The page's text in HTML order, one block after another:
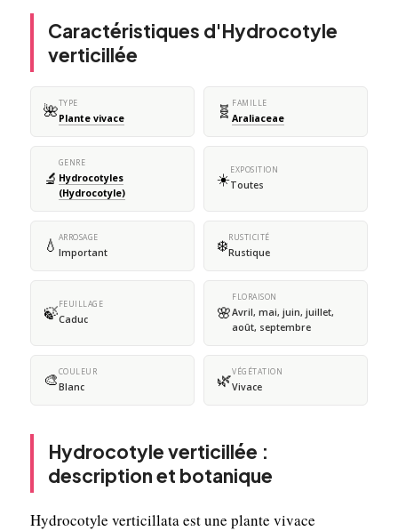
Caractéristiques d'Hydrocotyle
verticillée
🌺TYPE
Plante vivace 🧬 FAMILLE
Araliaceae
🔬
GENRE
Hydrocotyles
(Hydrocotyle)
☀️EXPOSITION
Toutes
💧 ARROSAGE
Important ❄️RUSTICITÉ
Rustique
🍃FEUILLAGE
Caduc 🌸
FLORAISON
Avril, mai, juin, juillet,
août, septembre
🎨COULEUR
Blanc 🌿VÉGÉTATION
Vivace
Hydrocotyle verticillée :
description et botanique
Hydrocotyle verticillata est une plante vivace